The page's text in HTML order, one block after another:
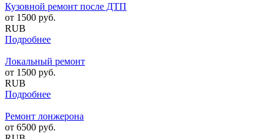
Кузовной ремонт после ДТП
от 1500 руб.
RUB
Подробнее
Локальный ремонт
от 1500 руб.
RUB
Подробнее
Ремонт лонжерона
от 6500 руб.